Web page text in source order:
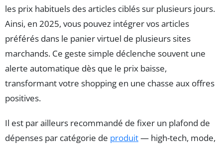
les prix habituels des articles ciblés sur plusieurs jours.
Ainsi, en 2025, vous pouvez intégrer vos articles
préférés dans le panier virtuel de plusieurs sites
marchands. Ce geste simple déclenche souvent une
alerte automatique dès que le prix baisse,
transformant votre shopping en une chasse aux offres
positives.
Il est par ailleurs recommandé de fixer un plafond de
dépenses par catégorie de produit— high-tech, mode,